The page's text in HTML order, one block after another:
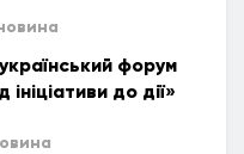
форум
до дії»